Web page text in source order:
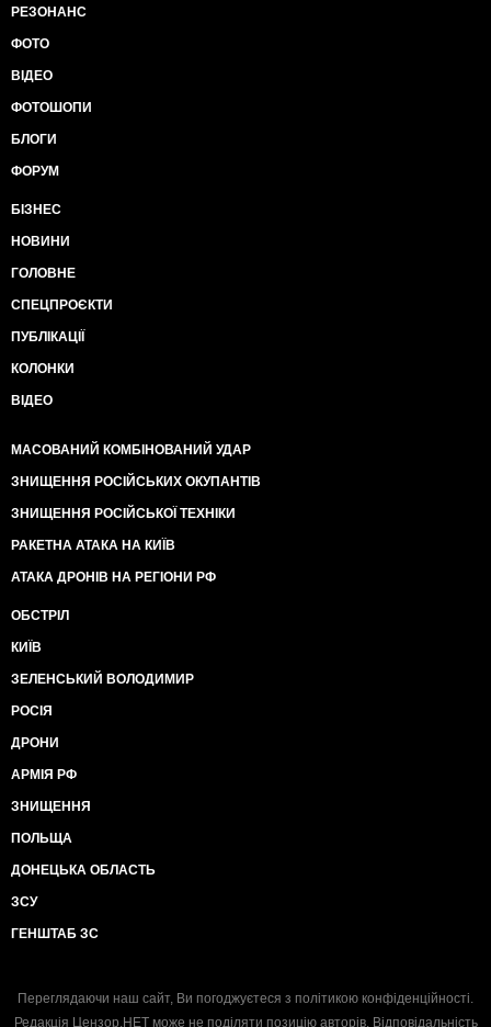
РЕЗОНАНС
ФОТО
ВІДЕО
ФОТОШОПИ
БЛОГИ
ФОРУМ
БІЗНЕС
НОВИНИ
ГОЛОВНЕ
СПЕЦПРОЄКТИ
ПУБЛІКАЦІЇ
КОЛОНКИ
ВІДЕО
МАСОВАНИЙ КОМБІНОВАНИЙ УДАР
ЗНИЩЕННЯ РОСІЙСЬКИХ ОКУПАНТІВ
ЗНИЩЕННЯ РОСІЙСЬКОЇ ТЕХНІКИ
РАКЕТНА АТАКА НА КИЇВ
АТАКА ДРОНІВ НА РЕГІОНИ РФ
ОБСТРІЛ
КИЇВ
ЗЕЛЕНСЬКИЙ ВОЛОДИМИР
РОСІЯ
ДРОНИ
АРМІЯ РФ
ЗНИЩЕННЯ
ПОЛЬЩА
ДОНЕЦЬКА ОБЛАСТЬ
ЗСУ
ГЕНШТАБ ЗС
Переглядаючи наш сайт, Ви погоджуєтеся з політикою конфіденційності.
Редакція Цензор.НЕТ може не поділяти позицію авторів. Відповідальність